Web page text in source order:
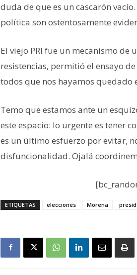
duda de que es un cascarón
política son ostentosamente
El viejo PRI fue un mecanismo de
resistencias, permitió el ensayo
todos que nos hayamos quedado
Temo que estamos ante un
este espacio: lo urgente es tener
es un último esfuerzo por evitar,
disfuncionalidad. Ojalá
ETIQUETAS elecciones Morena